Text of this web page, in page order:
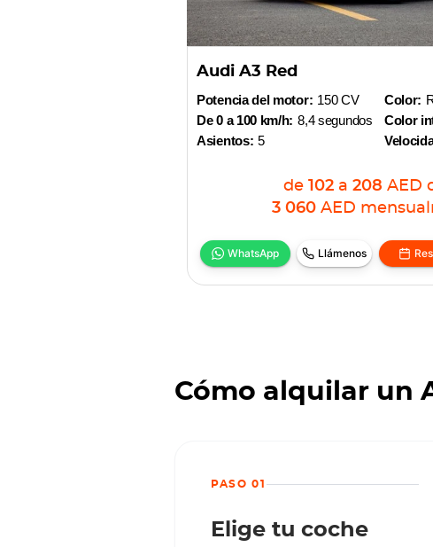
Audi A3 Red
Potencia del motor: 150 CV
De 0 a 100 km/h: 8,4 segundos
Asientos: 5
Color:
Color
de 102 a 208 AED
3 060 AED
WhatsApp Llámenos
Cómo alquilar un
PASO 01
Elige tu coche